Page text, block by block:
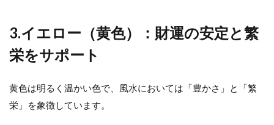
3.イエロー（黄色）：財運の安定と繁
栄をサポート
黄色は明るく温かい色で、風水においては「豊かさ」と「繁
栄」を象徴しています。